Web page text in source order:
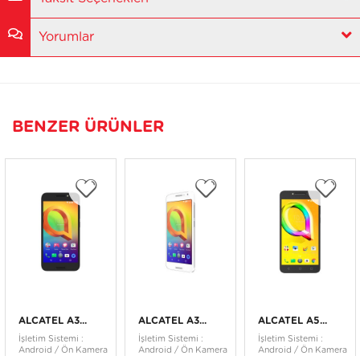
Yorumlar
BENZER ÜRÜNLER
ALCATEL A3...
İşletim Sistemi :
Android / Ön Kamera
ALCATEL A3...
İşletim Sistemi :
Android / Ön Kamera
ALCATEL A5...
İşletim Sistemi :
Android / Ön Kamera